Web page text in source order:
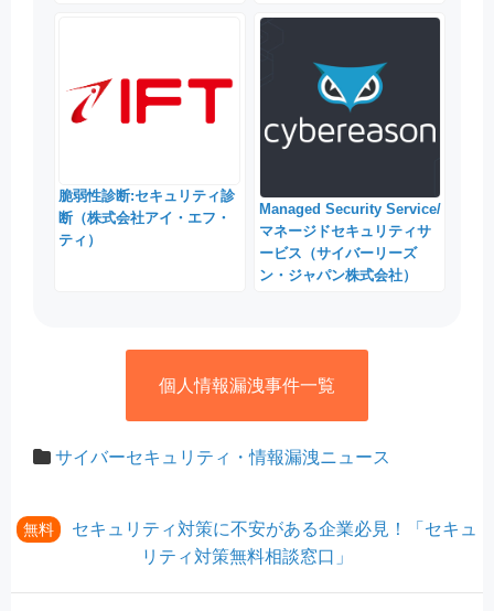
脆弱性診断:セキュリティ診
断（株式会社アイ・エフ・
ティ）
Managed Security Service/
マネージドセキュリティサ
ービス（サイバーリーズ
ン・ジャパン株式会社）
個人情報漏洩事件一覧
サイバーセキュリティ・情報漏洩ニュース
無料
セキュリティ対策に不安がある企業必見！「セキュ
リティ対策無料相談窓口」